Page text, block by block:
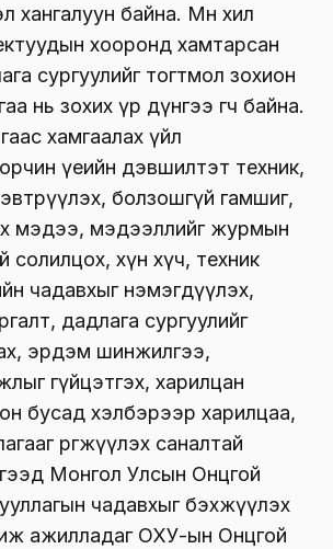
хангалуун байна. Мөн хил
хооронд хамтарсан
сургуулийг тогтмол зохион
нь зохих үр дүнгээ өгч байна.
хамгаалах үйл
үеийн дэвшилтэт техник,
болзошгүй гамшиг,
мэдээ, мэдээллийг журмын
солилцох, хүн хүч, техник
чадавхыг нэмэгдүүлэх,
дадлага сургуулийг
эрдэм шинжилгээ,
гүйцэтгэх, харилцан
бусад хэлбэрээр харилцаа,
өргөжүүлэх саналтай
Монгол Улсын Онцгой
чадавхыг бэхжүүлэх
ажилладаг ОХУ-ын Онцгой